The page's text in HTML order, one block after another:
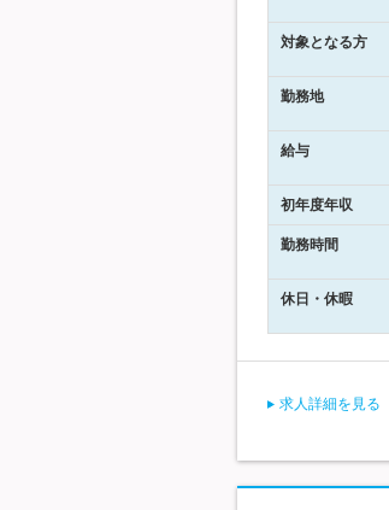
対象となる方
勤務地
給与
初年度年収
勤務時間
休日・休暇
求人詳細を見る